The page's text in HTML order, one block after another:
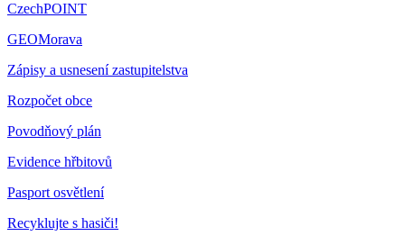
CzechPOINT
GEOMorava
Zápisy a usnesení zastupitelstva
Rozpočet obce
Povodňový plán
Evidence hřbitovů
Pasport osvětlení
Recyklujte s hasiči!